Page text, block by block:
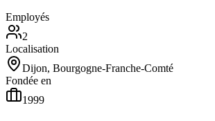
Employés
2
Localisation
Dijon, Bourgogne-Franche-Comté
Fondée en
1999